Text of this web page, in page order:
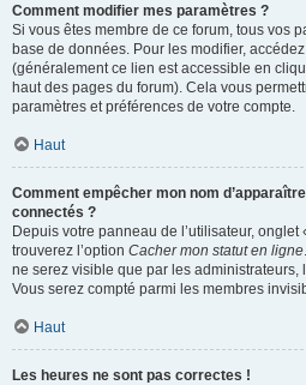
Comment modifier mes paramètres ?
Si vous êtes membre de ce forum, tous vos
base de données. Pour les modifier,
(généralement ce lien est accessible en
haut des pages du forum). Cela vous
paramètres et préférences de votre compte.
Haut
Comment empêcher mon nom
connectés ?
Depuis votre panneau de l’utilisateur,
trouverez l’option Cacher mon statut en ligne
ne serez visible que par les administrateurs,
Vous serez compté parmi les membres
Haut
Les heures ne sont pas correctes !